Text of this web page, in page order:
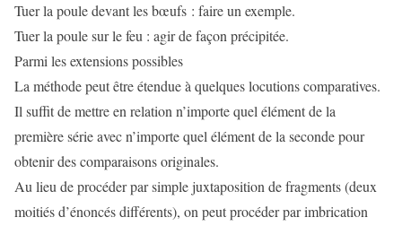
Tuer la poule devant les bœufs : faire un exemple.
Tuer la poule sur le feu : agir de façon précipitée.
Parmi les extensions possibles
La méthode peut être étendue à quelques locutions comparatives.
Il suffit de mettre en relation n’importe quel élément de la
première série avec n’importe quel élément de la seconde pour
obtenir des comparaisons originales.
Au lieu de procéder par simple juxtaposition de fragments (deux
moitiés d’énoncés différents), on peut procéder par imbrication